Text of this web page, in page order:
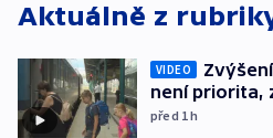
Aktuálně z
VIDEO
není priorita,
před 1h